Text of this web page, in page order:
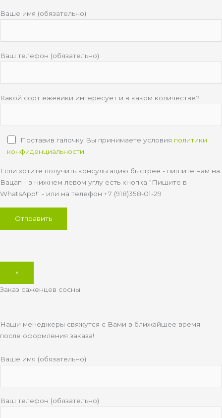
Ваше имя (обязательно)
Ваш телефон (обязательно)
Какой сорт ежевики интересует и в каком количестве?
Поставив галочку Вы принимаете условия политики
конфиденциальности
Если хотите получить консультацию быстрее - пишите нам на
Вацап - в нижнем левом углу есть кнопка "Пишите в
WhatsApp!" - или на телефон +7 (918)358-01-29
×
Заказ саженцев сосны
Наши менеджеры свяжутся с Вами в ближайшее время
после оформления заказа!
Ваше имя (обязательно)
Ваш телефон (обязательно)